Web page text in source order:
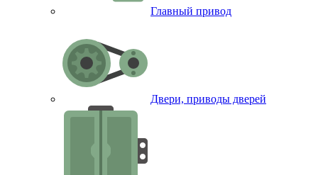
Главный привод
Двери, приводы дверей